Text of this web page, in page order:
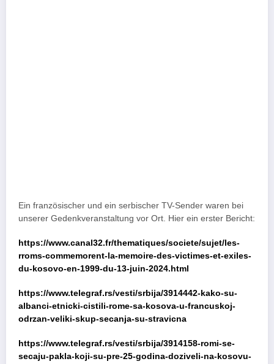
Ein französischer und ein serbischer TV-Sender waren bei
unserer Gedenkveranstaltung vor Ort. Hier ein erster Bericht:
https://www.canal32.fr/thematiques/societe/sujet/les-
rroms-commemorent-la-memoire-des-victimes-et-exiles-
du-kosovo-en-1999-du-13-juin-2024.html
https://www.telegraf.rs/vesti/srbija/3914442-kako-su-
albanci-etnicki-cistili-rome-sa-kosova-u-francuskoj-
odrzan-veliki-skup-secanja-su-stravicna
https://www.telegraf.rs/vesti/srbija/3914158-romi-se-
secaju-pakla-koji-su-pre-25-godina-doziveli-na-kosovu-